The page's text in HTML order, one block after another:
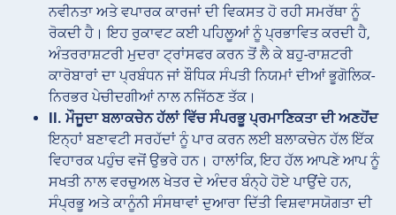
ਨਵੀਨਤਾ ਅਤੇ ਵਪਾਰਕ ਕਾਰਜਾਂ ਦੀ ਵਿਕਸਤ ਹੋ ਰਹੀ ਸਮਰੱਥਾ ਨੂੰ
ਰੋਕਦੀ ਹੈ। ਇਹ ਰੁਕਾਵਟ ਕਈ ਪਹਿਲੂਆਂ ਨੂੰ ਪ੍ਰਭਾਵਿਤ ਕਰਦੀ ਹੈ,
ਅੰਤਰਰਾਸ਼ਟਰੀ ਮੁਦਰਾ ਟ੍ਰਾਂਸਫਰ ਕਰਨ ਤੋਂ ਲੈ ਕੇ ਬਹੁ-ਰਾਸ਼ਟਰੀ
ਕਾਰੋਬਾਰਾਂ ਦਾ ਪ੍ਰਬੰਧਨ ਜਾਂ ਬੌਧਿਕ ਸੰਪਤੀ ਨਿਯਮਾਂ ਦੀਆਂ ਭੂਗੋਲਿਕ-
ਨਿਰਭਰ ਪੇਚੀਦਗੀਆਂ ਨਾਲ ਨਜਿੱਠਣ ਤੱਕ।
II. ਮੌਜੂਦਾ ਬਲਾਕਚੇਨ ਹੱਲਾਂ ਵਿੱਚ ਸੰਪਰਭੂ ਪ੍ਰਮਾਣਿਕਤਾ ਦੀ ਅਣਹੋਂਦ
ਇਨ੍ਹਾਂ ਬਣਾਵਟੀ ਸਰਹੱਦਾਂ ਨੂੰ ਪਾਰ ਕਰਨ ਲਈ ਬਲਾਕਚੇਨ ਹੱਲ ਇੱਕ
ਵਿਹਾਰਕ ਪਹੁੰਚ ਵਜੋਂ ਉਭਰੇ ਹਨ। ਹਾਲਾਂਕਿ, ਇਹ ਹੱਲ ਆਪਣੇ ਆਪ ਨੂੰ
ਸਖਤੀ ਨਾਲ ਵਰਚੁਅਲ ਖੇਤਰ ਦੇ ਅੰਦਰ ਬੰਨ੍ਹੇ ਹੋਏ ਪਾਉਂਦੇ ਹਨ,
ਸੰਪ੍ਰਭੂ ਅਤੇ ਕਾਨੂੰਨੀ ਸੰਸਥਾਵਾਂ ਦੁਆਰਾ ਦਿੱਤੀ ਵਿਸ਼ਵਾਸਯੋਗਤਾ ਦੀ